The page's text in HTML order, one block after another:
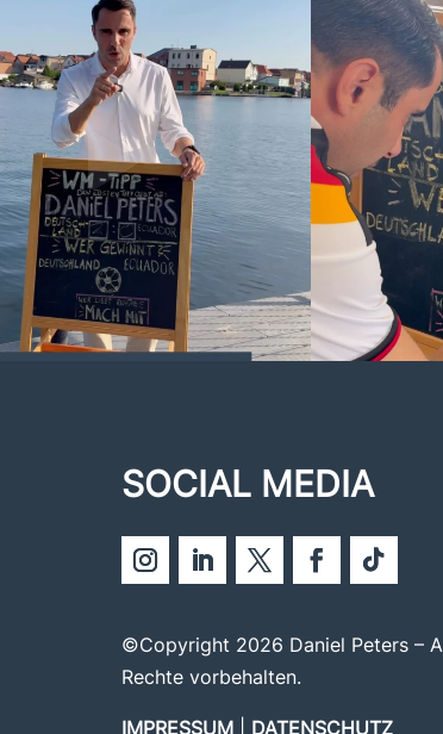
SOCIAL MEDIA
©Copyright 2026 Daniel Peters –
Rechte vorbehalten.
IMPRESSUM| DATENSCHUTZ